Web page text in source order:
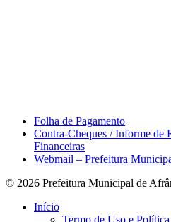
Folha de Pagamento
Contra-Cheques / Informe de
Financeiras
Webmail – Prefeitura
© 2026 Prefeitura Municipal de
Close
Início